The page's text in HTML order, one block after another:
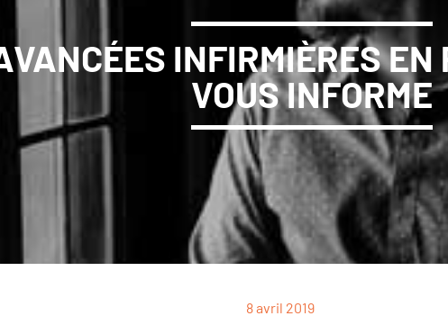
INFIRMIÈRES
VOUS INFORME
8 avril 2019